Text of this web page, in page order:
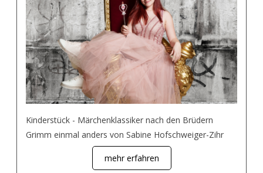
Kinderstück - Märchenklassiker nach den Brüdern
Grimm einmal anders von Sabine Hofschweiger-Zihr
mehr erfahren